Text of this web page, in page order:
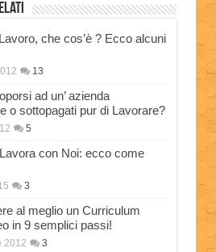
che cos’è ? Ecco alcuni
13
ad un’ azienda
o sottopagati pur di Lavorare?
5
con Noi: ecco come
3
al meglio un Curriculum
in 9 semplici passi!
2012 3